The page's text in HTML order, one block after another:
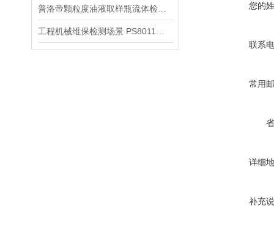
您的
联系
常用
详细
补充